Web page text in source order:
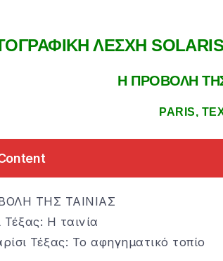
ΛΕΣΧΗ SOLARIS
Η ΠΡΟΒΟΛΗ
PARIS,
ΤΗΣ ΤΑΙΝΙΑΣ
Τέξας: Η ταινία
Τέξας: Το αφηγηματικό τοπίο